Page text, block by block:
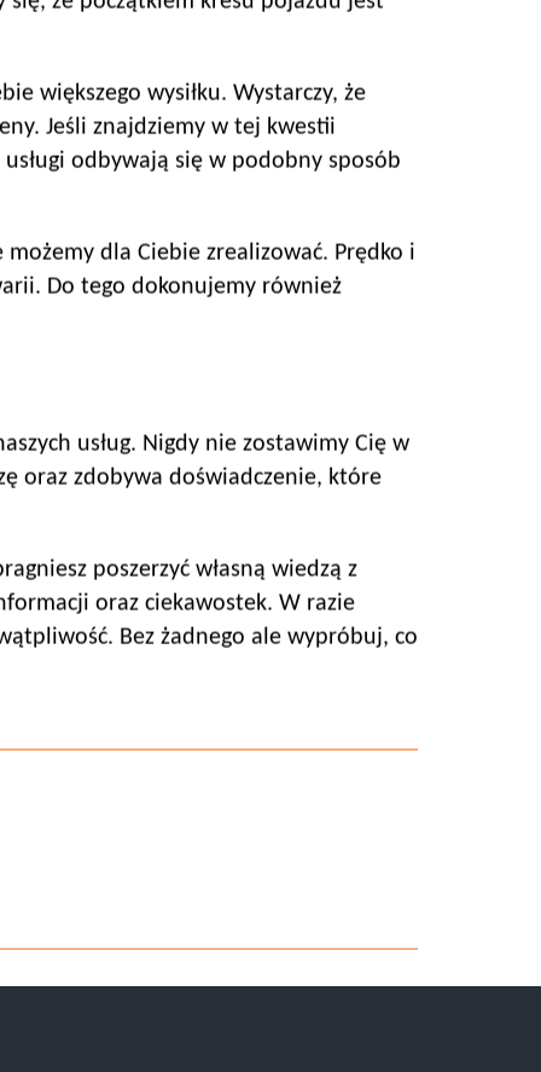
większego wysiłku. Wystarczy, że
Jeśli znajdziemy w tej kwestii
odbywają się w podobny sposób
dla Ciebie zrealizować. Prędko i
Do tego dokonujemy również
usług. Nigdy nie zostawimy Cię w
oraz zdobywa doświadczenie, które
poszerzyć własną wiedzą z
oraz ciekawostek. W razie
Bez żadnego ale wypróbuj, co